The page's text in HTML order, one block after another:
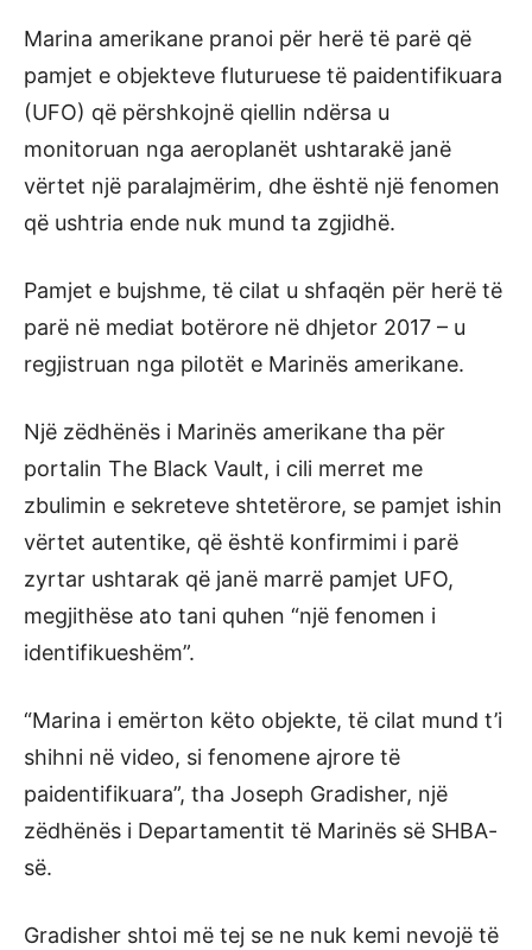
Marina amerikane pranoi për herë të parë që
pamjet e objekteve fluturuese të paidentifikuara
(UFO) që përshkojnë qiellin ndërsa u
monitoruan nga aeroplanët ushtarakë janë
vërtet një paralajmërim, dhe është një fenomen
që ushtria ende nuk mund ta zgjidhë.
Pamjet e bujshme, të cilat u shfaqën për herë të
parë në mediat botërore në dhjetor 2017 – u
regjistruan nga pilotët e Marinës amerikane.
Një zëdhënës i Marinës amerikane tha për
portalin The Black Vault, i cili merret me
zbulimin e sekreteve shtetërore, se pamjet ishin
vërtet autentike, që është konfirmimi i parë
zyrtar ushtarak që janë marrë pamjet UFO,
megjithëse ato tani quhen “një fenomen i
identifikueshëm”.
“Marina i emërton këto objekte, të cilat mund t’i
shihni në video, si fenomene ajrore të
paidentifikuara”, tha Joseph Gradisher, një
zëdhënës i Departamentit të Marinës së SHBA-
së.
Gradisher shtoi më tej se ne nuk kemi nevojë të